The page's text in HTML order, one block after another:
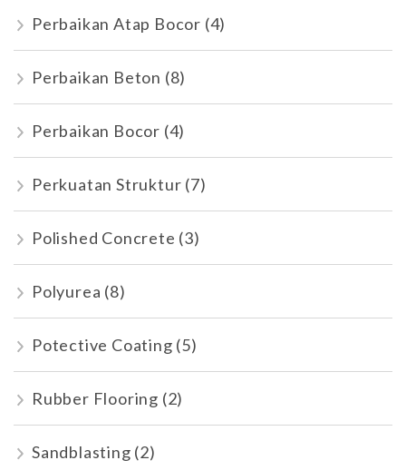
Perbaikan Atap Bocor (4)
Perbaikan Beton (8)
Perbaikan Bocor (4)
Perkuatan Struktur (7)
Polished Concrete (3)
Polyurea (8)
Potective Coating (5)
Rubber Flooring (2)
Sandblasting (2)